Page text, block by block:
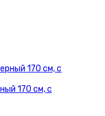
170 см, с